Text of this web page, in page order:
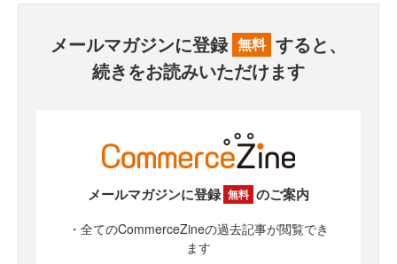
メールマガジンに登録 無料 すると、
続きをお読みいただけます
メールマガジンに登録 無料 のご案内
・全てのCommerceZineの過去記事が閲覧でき
ます